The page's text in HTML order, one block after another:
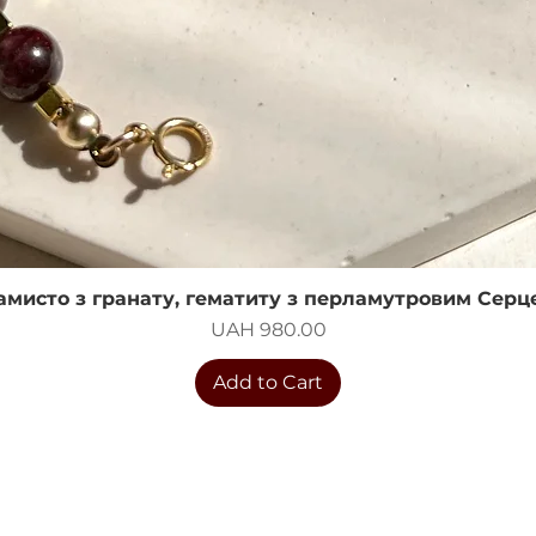
Quick View
з гранату, гематиту з перламутровим
Price
UAH 980.00
Add to Cart